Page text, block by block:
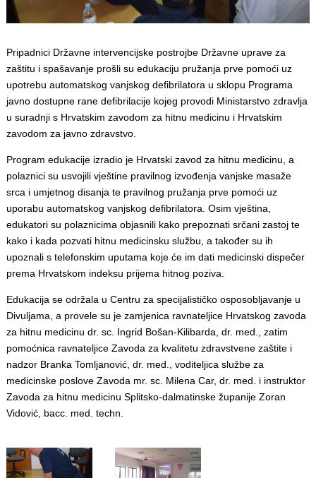
Pripadnici Državne intervencijske postrojbe Državne uprave za
zaštitu i spašavanje prošli su edukaciju pružanja prve pomoći uz
upotrebu automatskog vanjskog defibrilatora u sklopu Programa
javno dostupne rane defibrilacije kojeg provodi Ministarstvo zdravlja
u suradnji s Hrvatskim zavodom za hitnu medicinu i Hrvatskim
zavodom za javno zdravstvo.
Program edukacije izradio je Hrvatski zavod za hitnu medicinu, a
polaznici su usvojili vještine pravilnog izvođenja vanjske masaže
srca i umjetnog disanja te pravilnog pružanja prve pomoći uz
uporabu automatskog vanjskog defibrilatora. Osim vještina,
edukatori su polaznicima objasnili kako prepoznati srčani zastoj te
kako i kada pozvati hitnu medicinsku službu, a također su ih
upoznali s telefonskim uputama koje će im dati medicinski dispečer
prema Hrvatskom indeksu prijema hitnog poziva.
Edukacija se održala u Centru za specijalističko osposobljavanje u
Divuljama, a provele su je zamjenica ravnateljice Hrvatskog zavoda
za hitnu medicinu dr. sc. Ingrid Bošan-Kilibarda, dr. med., zatim
pomoćnica ravnateljice Zavoda za kvalitetu zdravstvene zaštite i
nadzor Branka Tomljanović, dr. med., voditeljica službe za
medicinske poslove Zavoda mr. sc. Milena Car, dr. med. i instruktor
Zavoda za hitnu medicinu Splitsko-dalmatinske županije Zoran
Vidović, bacc. med. techn.